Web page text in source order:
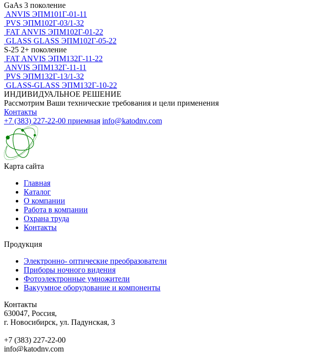
GaAs 3 поколение
ANVIS ЭПМ101Г-01-11
PVS ЭПМ102Г-03/1-32
FAT ANVIS ЭПМ102Г-01-22
GLASS GLASS ЭПМ102Г-05-22
S-25 2+ поколение
FAT ANVIS ЭПМ132Г-11-22
ANVIS ЭПМ132Г-11-11
PVS ЭПМ132Г-13/1-32
GLASS-GLASS ЭПМ132Г-10-22
ИНДИВИДУАЛЬНОЕ РЕШЕНИЕ
Рассмотрим Ваши технические требования и цели применения
Контакты
+7 (383) 227-22-00 приемная info@katodnv.com
Карта сайта
Главная
Каталог
О компании
Работа в компании
Охрана труда
Контакты
Продукция
Электронно- оптические преобразователи
Приборы ночного видения
Фотоэлектронные умножители
Вакуумное оборудование и компоненты
Контакты
630047, Россия,
г. Новосибирск, ул. Падунская, 3
+7 (383) 227-22-00
info@katodnv.com